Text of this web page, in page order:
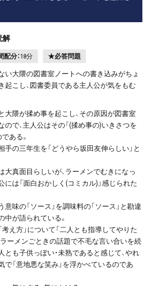
解
配分：18分 ★必答問題
い大隈の図書室ノートへの書き込みがちょ
起こし、図書委員である主人公が気をもむ
隈が揉め事を起こし、その原因が図書室
ので、主人公はその「(揉め事の)いきさつを
ある。
の三年生を「どうやら坂田友伸らしい」と
真面目らしいが、ラーメンでむきになっ
には「面白おかしく(コミカル)」感じられた
味の「ソース」を調味料の「ソース」と勘違
中が語られている。
え方」について「二人とも指導してやりた
ラーメンごときの話題で不毛な言い合いを続
とも子供っぽい・未熟であると感じて、やれ
で「意地悪な笑み」を浮かべているのであ